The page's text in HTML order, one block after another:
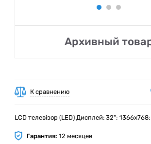
Архивный
К сравнению
LCD телевізор (LED) Дисплей: 32";
Гарантия: 12 месяцев